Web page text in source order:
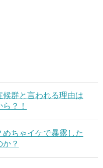
群と言われる理由は
？！
ちゃイケで暴露した
？